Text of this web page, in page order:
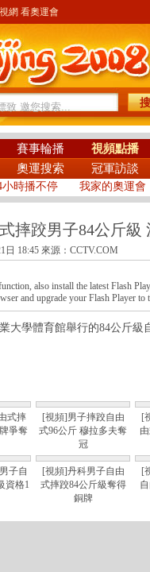
奧運會
賽事輪播 視頻點播
奧運搜索 冠軍訪談
小時播不停 我家的奧運會
摔跤男子84公斤級
日 18:45 來源：CCTV.COM
also install the latest Flash
and upgrade your Flash Player to
學體育館舉行的84公斤級
式摔
爭奪
[視頻]男子摔跤自由
式96公斤 穆拉多夫奪
冠
[
子自
資格1
[視頻]丹科男子自由
式摔跤84公斤級奪得
銅牌
[